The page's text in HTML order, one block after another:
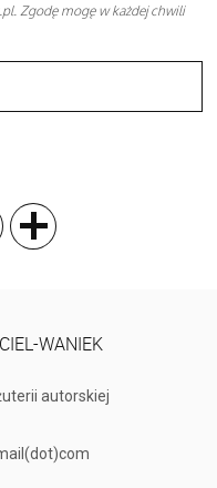
Zgodę mogę w każdej chwili
WANIEK
autorskiej